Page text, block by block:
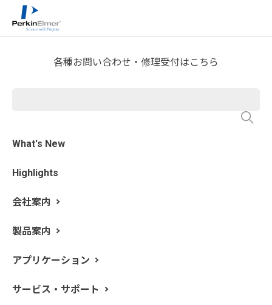
各種お問い合わせ・修理受付はこちら
What's New
Highlights
会社案内
製品案内
アプリケーション
サービス・サポート
ホーム
GC-FID を用いたプラスチック